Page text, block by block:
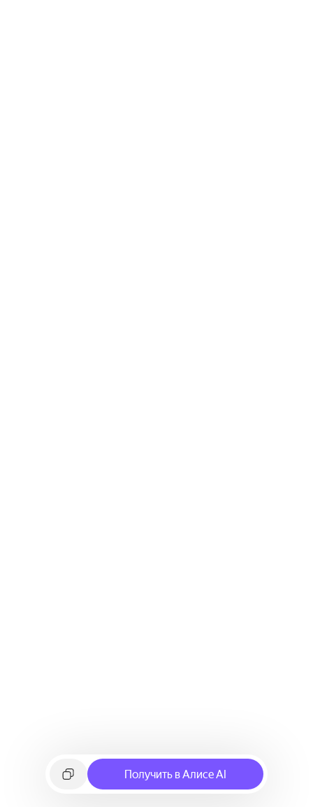
Получить в Алисе AI